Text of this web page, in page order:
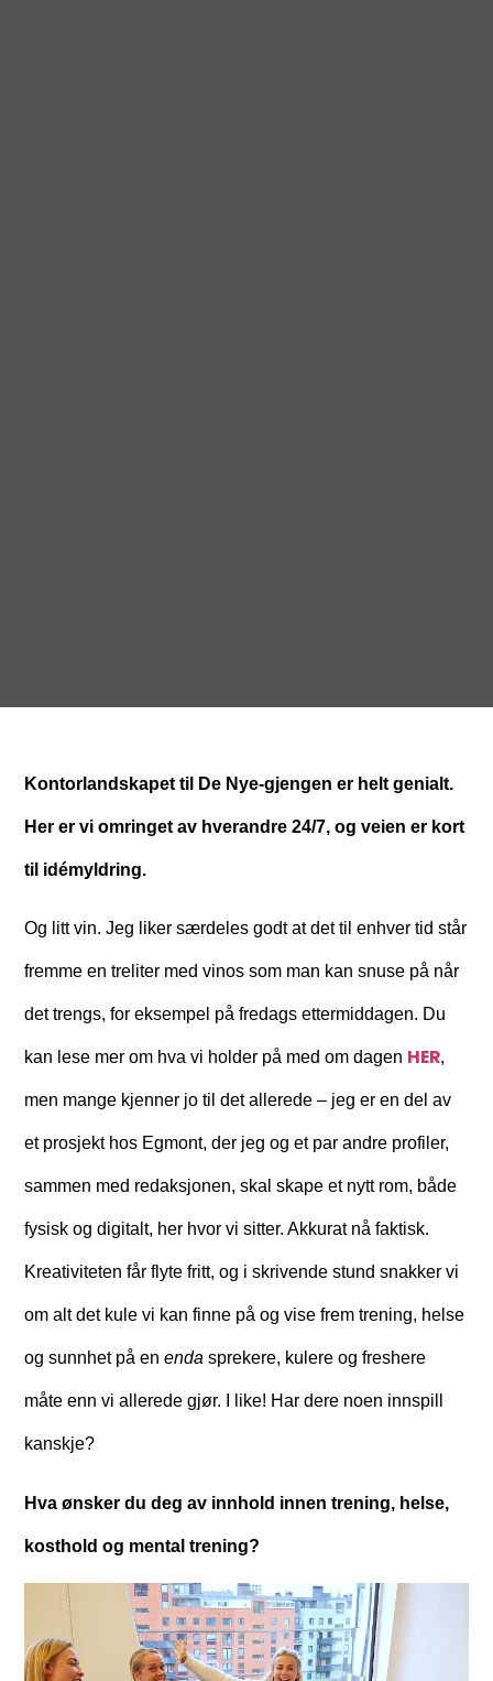
Kontorlandskapet til De Nye-gjengen er helt genialt.
Her er vi omringet av hverandre 24/7, og veien er kort
til idémyldring.
Og litt vin. Jeg liker særdeles godt at det til enhver tid står
fremme en treliter med vinos som man kan snuse på når
det trengs, for eksempel på fredags ettermiddagen. Du
kan lese mer om hva vi holder på med om dagen HER,
men mange kjenner jo til det allerede – jeg er en del av
et prosjekt hos Egmont, der jeg og et par andre profiler,
sammen med redaksjonen, skal skape et nytt rom, både
fysisk og digitalt, her hvor vi sitter. Akkurat nå faktisk.
Kreativiteten får flyte fritt, og i skrivende stund snakker vi
om alt det kule vi kan finne på og vise frem trening, helse
og sunnhet på enendasprekere, kulere og freshere
måte enn vi allerede gjør. I like! Har dere noen innspill
kanskje?
Hva ønsker du deg av innhold innen trening, helse,
kosthold og mental trening?